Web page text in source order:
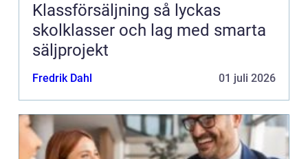
Klassförsäljning så lyckas
skolklasser och lag med smarta
säljprojekt
Fredrik Dahl 01 juli 2026